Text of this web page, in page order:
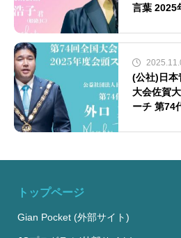
言葉 2025
(公社)日本
大会佐賀
ーチ 第74
トップページ
Gian Pocket (外部サイト)